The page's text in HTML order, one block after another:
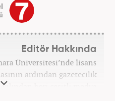
Editör Hakkında
Üniversitesi’nde lisans
ardından gazetecilik
beri çeşitli medya